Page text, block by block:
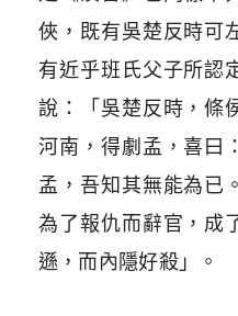
俠，既有吳楚反時可
有近乎班氏父子所認
說：「吳楚反時，條
河南，得劇孟，喜曰
孟，吾知其無能為已
為了報仇而辭官，成
遜，而內隱好殺」。